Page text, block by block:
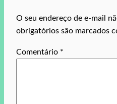
O seu endereço de e-mail
obrigatórios são marcados
Comentário *